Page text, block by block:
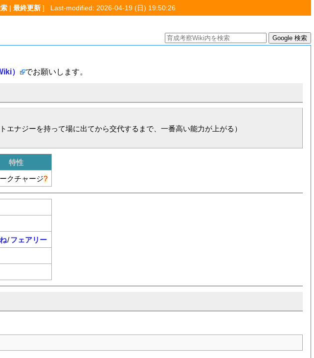
| 最終更新] Last-modified: 2026-04-19 (日) 19:50:26
） でお願いします。
ナジーを持って場に出てから交代するまで、一番高い能力が上がる）
特性
クチャージ?
/フェアリー